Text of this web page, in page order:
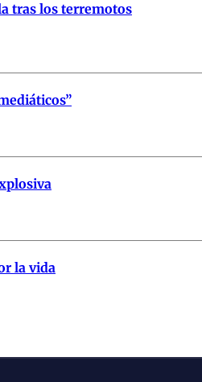
tras los terremotos
la vida